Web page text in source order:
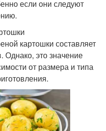
если они следуют
картошки составляет
Однако, это значение
от размера и типа